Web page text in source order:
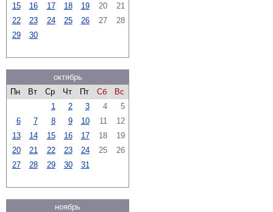
15
16 17 18 19 20
21
22
23 24 25 26 27
28
29
30
октябрь
Пн
Вт Ср Чт Пт Сб
Вс
1
2 3 4
5
6
7 8 9 10 11
12
13
14 15 16 17 18
19
20
21 22 23 24 25
26
27
28 29 30 31
ноябрь